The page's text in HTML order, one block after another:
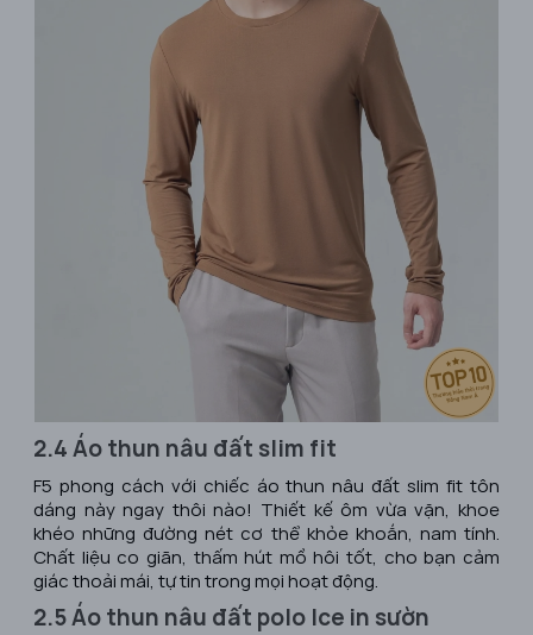
2.4 Áo thun nâu đất slim fit
F5 phong cách với chiếc áo thun nâu đất slim fit tôn
dáng này ngay thôi nào! Thiết kế ôm vừa vặn, khoe
khéo những đường nét cơ thể khỏe khoắn, nam tính.
Chất liệu co giãn, thấm hút mồ hôi tốt, cho bạn cảm
giác thoải mái, tự tin trong mọi hoạt động.
2.5 Áo thun nâu đất polo Ice in sườn